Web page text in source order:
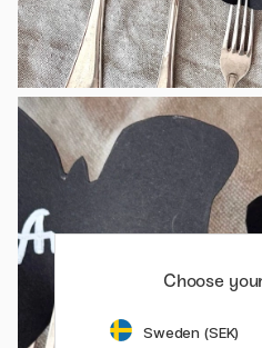
Choose
Sweden (SEK)